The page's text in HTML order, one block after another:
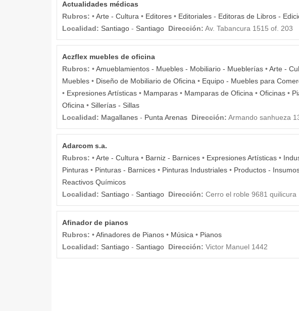
Actualidades médicas
Rubros: •Arte - Cultura • Editores • Editoriales - Editoras de Libros -
Localidad: Santiago - Santiago Dirección: Av. Tabancura 1515 of. 203
Aczflex muebles de oficina
Rubros: •Amueblamientos - Muebles - Mobiliario - Mueblerías •Arte -
Muebles • Diseño de Mobiliario de Oficina • Equipo - Muebles para
• Expresiones Artísticas • Mamparas • Mamparas de Oficina • Oficinas •
Oficina • Sillerías - Sillas
Localidad: Magallanes - Punta Arenas Dirección: Armando sanhueza
Adarcom s.a.
Rubros: •Arte - Cultura • Barniz - Barnices • Expresiones Artísticas •
Pinturas • Pinturas - Barnices • Pinturas Industriales • Productos -
Reactivos Químicos
Localidad: Santiago - Santiago Dirección: Cerro el roble 9681 quilicura
Afinador de pianos
Rubros: •Afinadores de Pianos • Música • Pianos
Localidad: Santiago - Santiago Dirección: Victor Manuel 1442